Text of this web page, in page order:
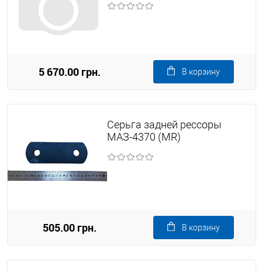
5 670.00 грн. В корзину
Серьга задней рессоры
МАЗ-4370 (MR)
505.00 грн. В корзину